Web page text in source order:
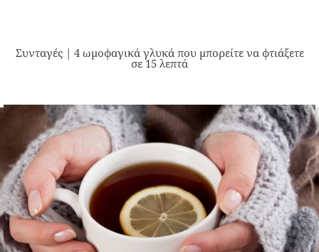
Συνταγές | 4 ωμοφαγικά γλυκά που μπορείτε να φτιάξετε
σε 15 λεπτά